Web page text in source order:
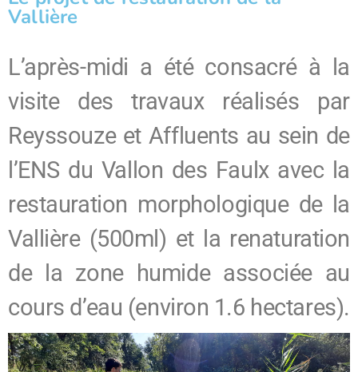
Vallière
L’après-midi a été consacré à la
visite des travaux réalisés par
Reyssouze et Affluents au sein de
l’ENS du Vallon des Faulx avec la
restauration morphologique de la
Vallière (500ml) et la renaturation
de la zone humide associée au
cours d’eau (environ 1.6 hectares).